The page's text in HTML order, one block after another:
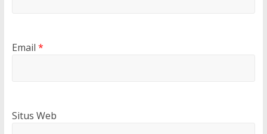
Email *
Situs Web